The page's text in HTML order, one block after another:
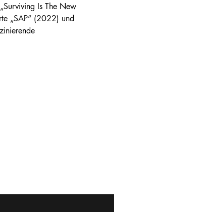
Is The New
„SAP“ (2022) und